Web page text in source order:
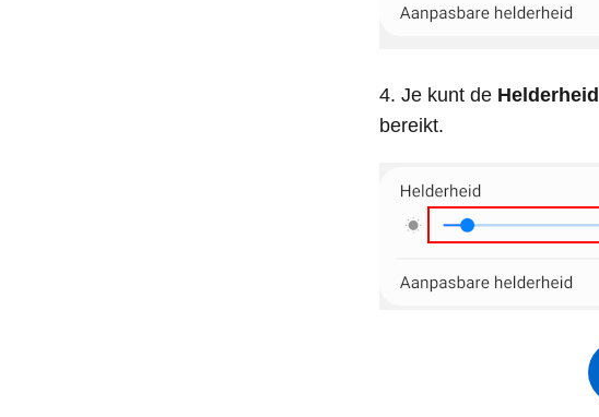
Je kunt de Helderheid
bereikt.